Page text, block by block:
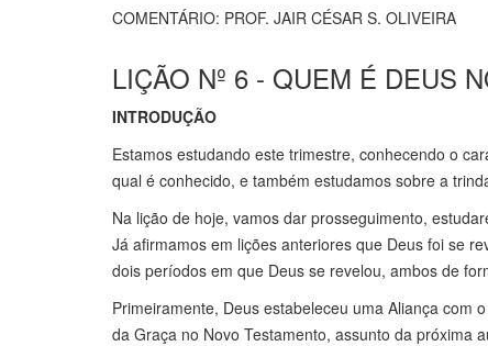
COMENTÁRIO: PROF. JAIR CÉSAR S. OLIVEIRA
LIÇÃO Nº 6 - QUEM É DEUS
INTRODUÇÃO
Estamos estudando este trimestre, conhecendo o
qual é conhecido, e também estudamos sobre a
Na lição de hoje, vamos dar prosseguimento,
Já afirmamos em lições anteriores que Deus foi se
dois períodos em que Deus se revelou, ambos de
Primeiramente, Deus estabeleceu uma Aliança com
da Graça no Novo Testamento, assunto da próxima